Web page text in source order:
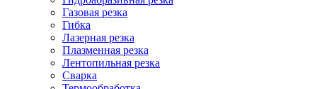
Газовая резка
Гибка
Лазерная резка
Плазменная резка
Лентопильная резка
Сварка